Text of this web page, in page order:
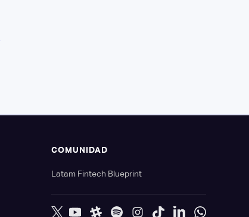
COMUNIDAD
Latam Fintech Blueprint